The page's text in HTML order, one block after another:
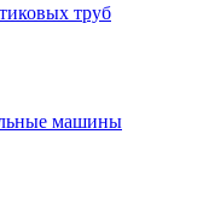
труб
машины